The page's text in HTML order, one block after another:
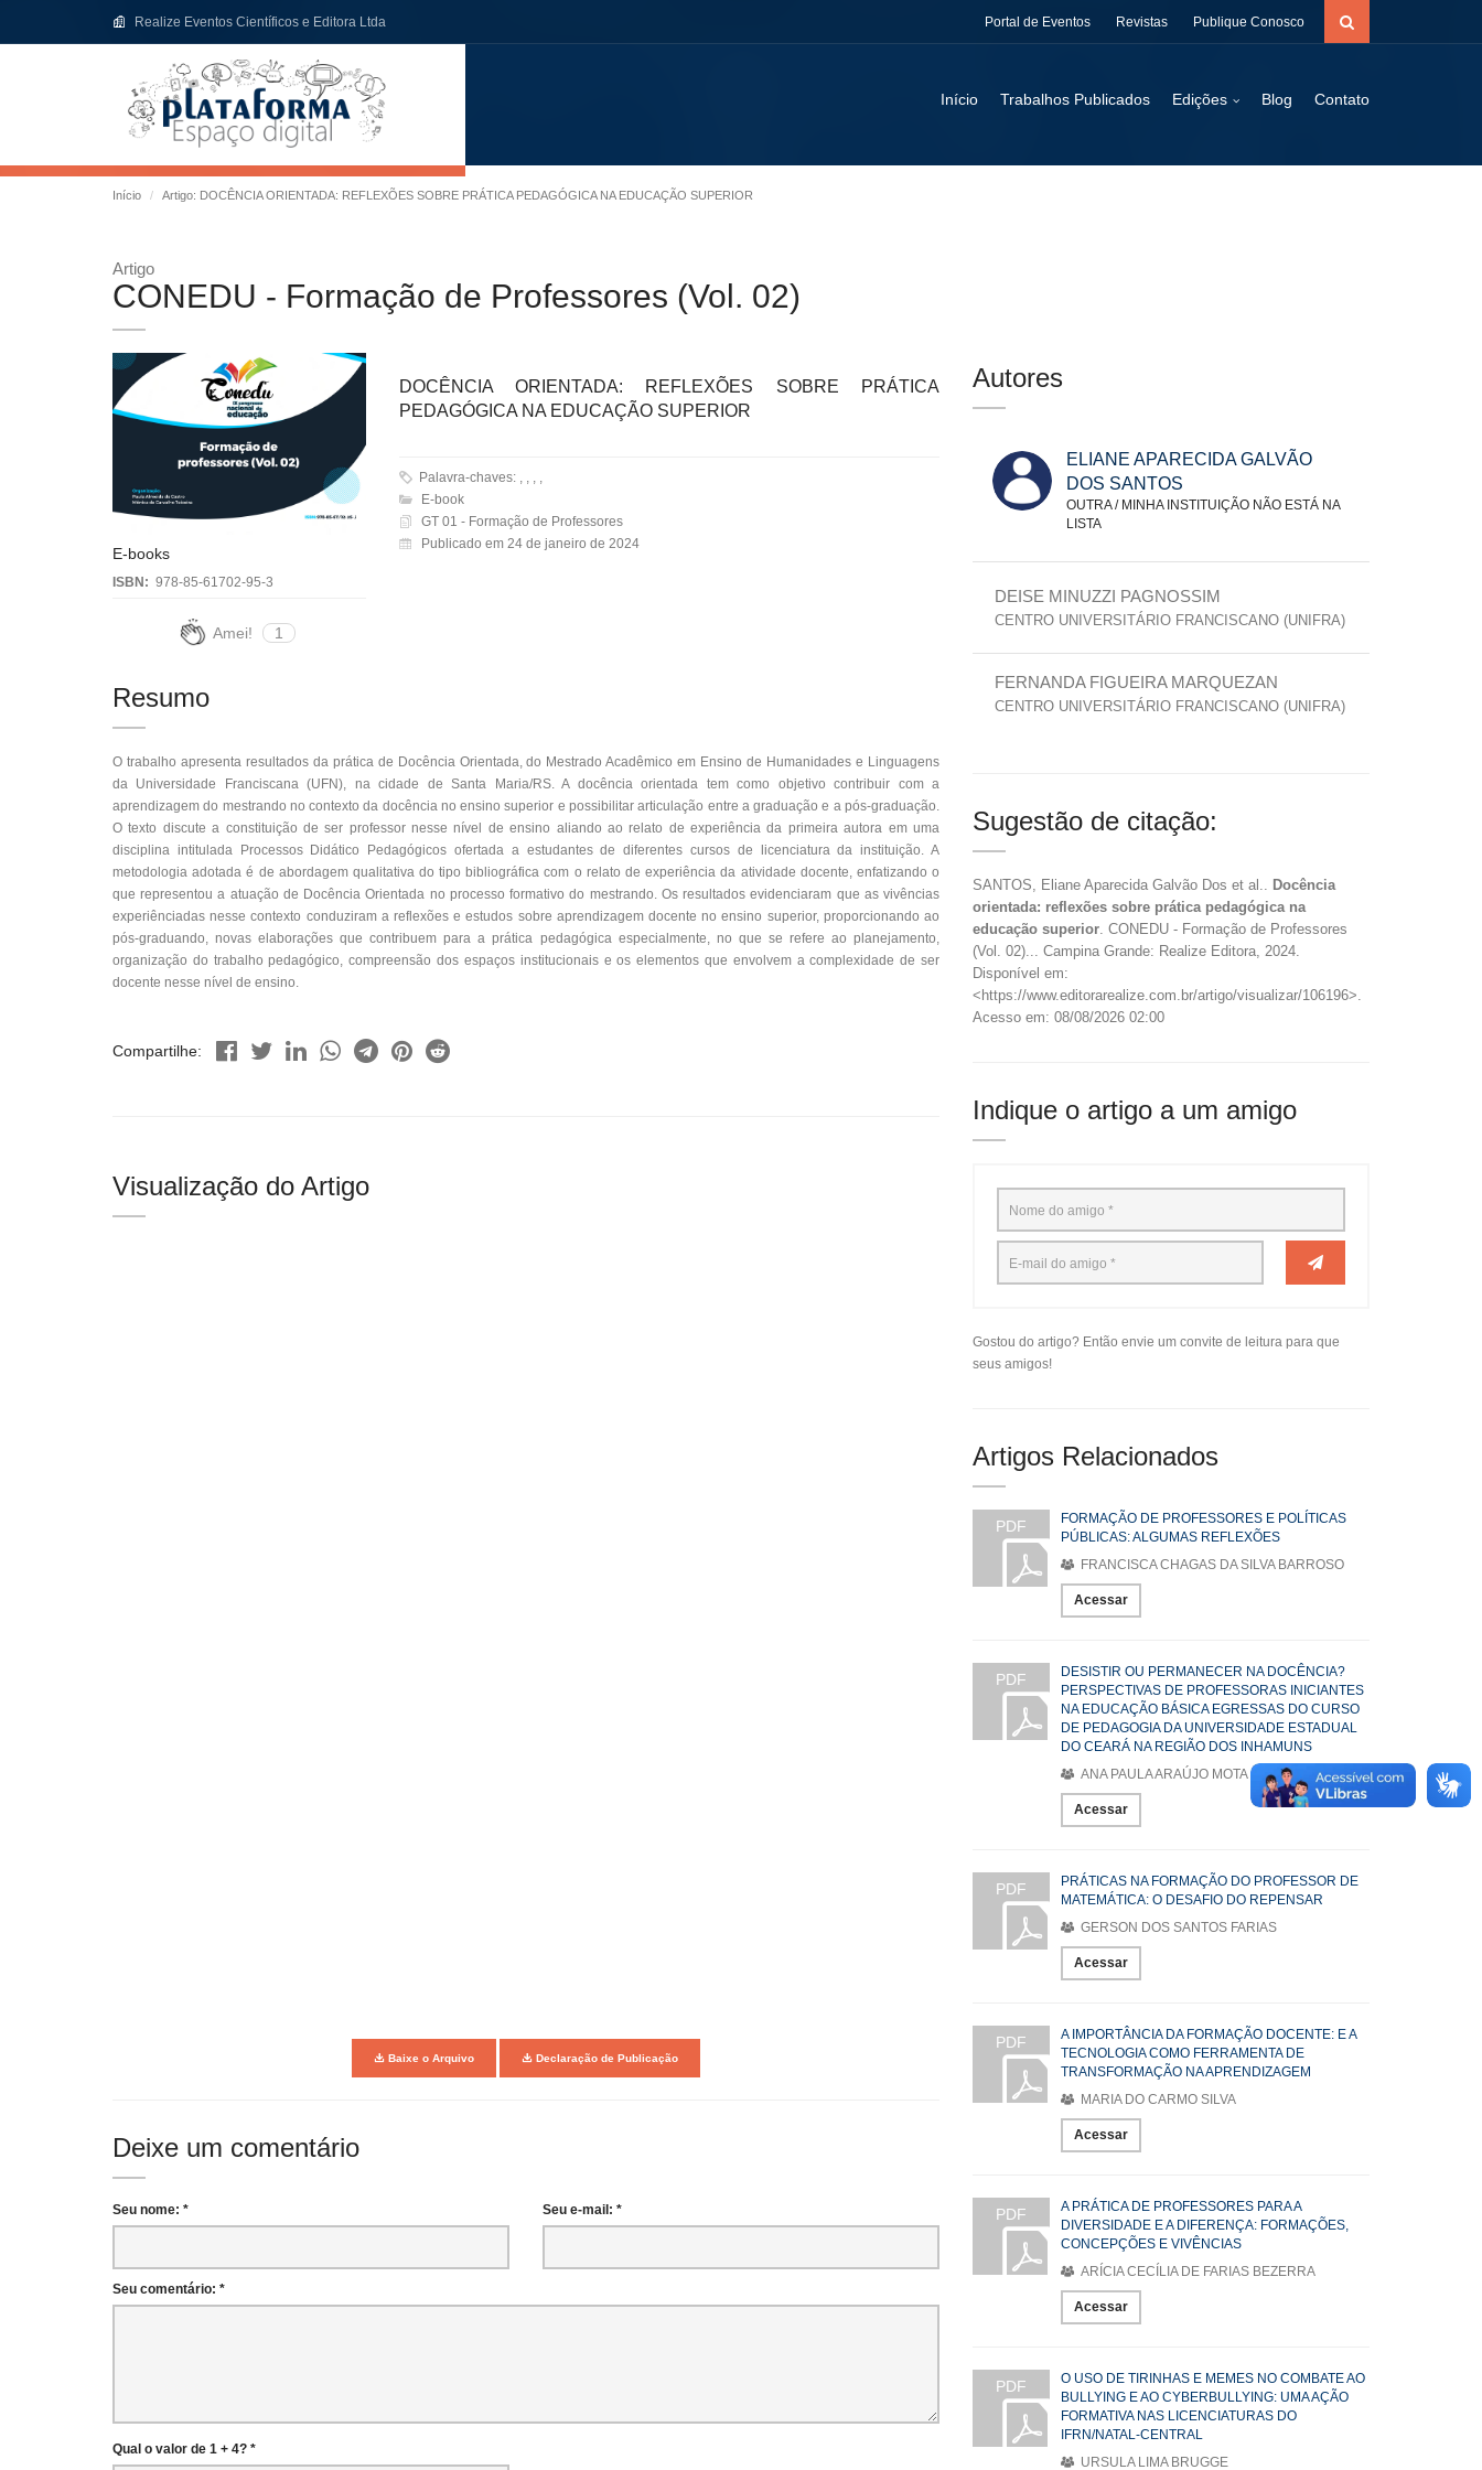
Realize Eventos Científicos e Editora Ltda Portal de Eventos Revistas Publique Conosco
Início Trabalhos Publicados Edições Blog Contato
Início Artigo: DOCÊNCIA ORIENTADA: REFLEXÕES SOBRE PRÁTICA PEDAGÓGICA NA EDUCAÇÃO SUPERIOR
Artigo
CONEDU - Formação de Professores (Vol. 02)
E-books
ISBN: 978-85-61702-95-3
Amei! 1
DOCÊNCIA ORIENTADA: REFLEXÕES SOBRE PRÁTICA
PEDAGÓGICA NA EDUCAÇÃO SUPERIOR
Palavra-chaves: , , , ,
E-book
GT 01 - Formação de Professores
Publicado em 24 de janeiro de 2024
Resumo
O trabalho apresenta resultados da prática de Docência Orientada, do Mestrado Acadêmico em Ensino de Humanidades e Linguagens
da Universidade Franciscana (UFN), na cidade de Santa Maria/RS. A docência orientada tem como objetivo contribuir com a
aprendizagem do mestrando no contexto da docência no ensino superior e possibilitar articulação entre a graduação e a pós-graduação.
O texto discute a constituição de ser professor nesse nível de ensino aliando ao relato de experiência da primeira autora em uma
disciplina intitulada Processos Didático Pedagógicos ofertada a estudantes de diferentes cursos de licenciatura da instituição. A
metodologia adotada é de abordagem qualitativa do tipo bibliográfica com o relato de experiência da atividade docente, enfatizando o
que representou a atuação de Docência Orientada no processo formativo do mestrando. Os resultados evidenciaram que as vivências
experiênciadas nesse contexto conduziram a reflexões e estudos sobre aprendizagem docente no ensino superior, proporcionando ao
pós-graduando, novas elaborações que contribuem para a prática pedagógica especialmente, no que se refere ao planejamento,
organização do trabalho pedagógico, compreensão dos espaços institucionais e os elementos que envolvem a complexidade de ser
docente nesse nível de ensino.
Compartilhe:
Visualização do Artigo
Baixe o Arquivo Declaração de Publicação
Deixe um comentário
Seu nome: * Seu e-mail: *
Seu comentário: *
Qual o valor de 1 + 4? *
Autores
ELIANE APARECIDA GALVÃO
DOS SANTOS
OUTRA / MINHA INSTITUIÇÃO NÃO ESTÁ NA
LISTA
DEISE MINUZZI PAGNOSSIM
CENTRO UNIVERSITÁRIO FRANCISCANO (UNIFRA)
FERNANDA FIGUEIRA MARQUEZAN
CENTRO UNIVERSITÁRIO FRANCISCANO (UNIFRA)
Sugestão de citação:
SANTOS, Eliane Aparecida Galvão Dos et al.. Docência
orientada: reflexões sobre prática pedagógica na
educação superior. CONEDU - Formação de Professores
(Vol. 02)... Campina Grande: Realize Editora, 2024.
Disponível em:
<https://www.editorarealize.com.br/artigo/visualizar/106196>.
Acesso em: 08/08/2026 02:00
Indique o artigo a um amigo
Gostou do artigo? Então envie um convite de leitura para que
seus amigos!
Artigos Relacionados
PDF
FORMAÇÃO DE PROFESSORES E POLÍTICAS
PÚBLICAS: ALGUMAS REFLEXÕES
FRANCISCA CHAGAS DA SILVA BARROSO
Acessar
PDF
DESISTIR OU PERMANECER NA DOCÊNCIA?
PERSPECTIVAS DE PROFESSORAS INICIANTES
NA EDUCAÇÃO BÁSICA EGRESSAS DO CURSO
DE PEDAGOGIA DA UNIVERSIDADE ESTADUAL
DO CEARÁ NA REGIÃO DOS INHAMUNS
ANA PAULA ARAÚJO MOTA
Acessar
PDF
PRÁTICAS NA FORMAÇÃO DO PROFESSOR DE
MATEMÁTICA: O DESAFIO DO REPENSAR
GERSON DOS SANTOS FARIAS
Acessar
PDF
A IMPORTÂNCIA DA FORMAÇÃO DOCENTE: E A
TECNOLOGIA COMO FERRAMENTA DE
TRANSFORMAÇÃO NA APRENDIZAGEM
MARIA DO CARMO SILVA
Acessar
PDF
A PRÁTICA DE PROFESSORES PARA A
DIVERSIDADE E A DIFERENÇA: FORMAÇÕES,
CONCEPÇÕES E VIVÊNCIAS
ARÍCIA CECÍLIA DE FARIAS BEZERRA
Acessar
PDF
O USO DE TIRINHAS E MEMES NO COMBATE AO
BULLYING E AO CYBERBULLYING: UMA AÇÃO
FORMATIVA NAS LICENCIATURAS DO
IFRN/NATAL-CENTRAL
URSULA LIMA BRUGGE